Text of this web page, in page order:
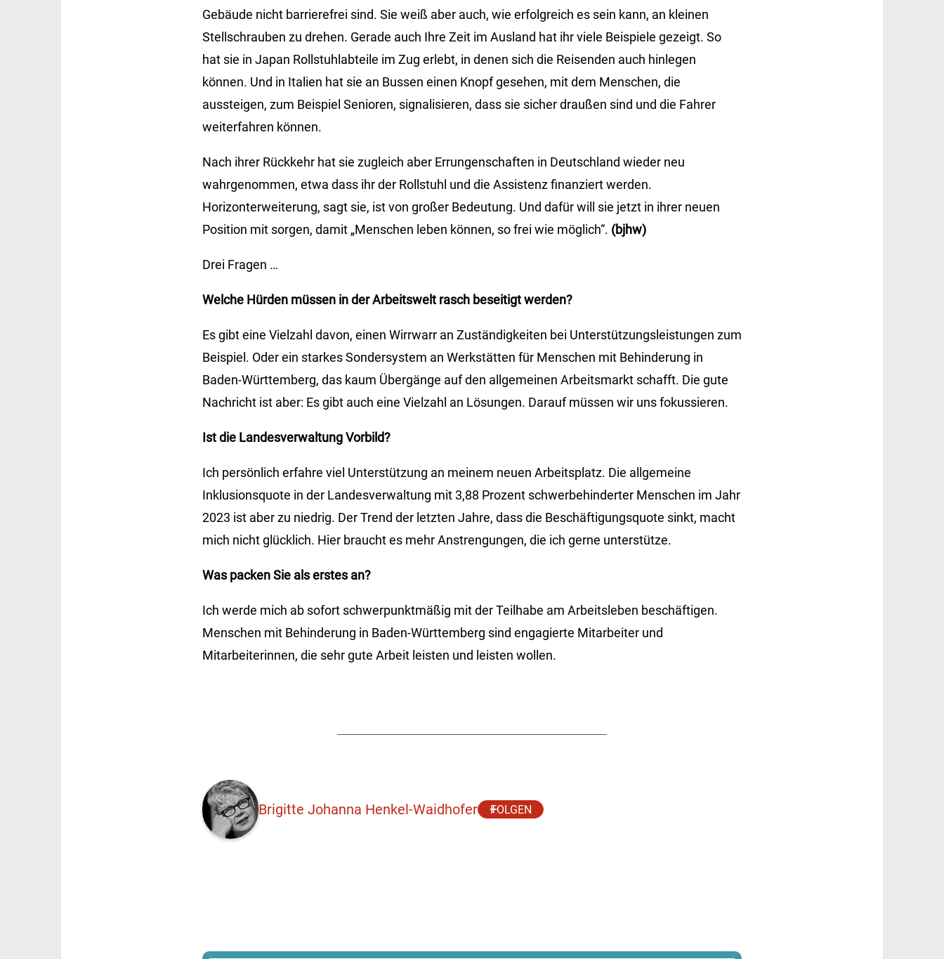
Gebäude nicht barrierefrei sind. Sie weiß aber auch, wie erfolgreich es sein kann, an kleinen
Stellschrauben zu drehen. Gerade auch Ihre Zeit im Ausland hat ihr viele Beispiele gezeigt. So
hat sie in Japan Rollstuhlabteile im Zug erlebt, in denen sich die Reisenden auch hinlegen
können. Und in Italien hat sie an Bussen einen Knopf gesehen, mit dem Menschen, die
aussteigen, zum Beispiel Senioren, signalisieren, dass sie sicher draußen sind und die Fahrer
weiterfahren können.
Nach ihrer Rückkehr hat sie zugleich aber Errungenschaften in Deutschland wieder neu
wahrgenommen, etwa dass ihr der Rollstuhl und die Assistenz finanziert werden.
Horizonterweiterung, sagt sie, ist von großer Bedeutung. Und dafür will sie jetzt in ihrer neuen
Position mit sorgen, damit „Menschen leben können, so frei wie möglich“. (bjhw)
Drei Fragen …
Welche Hürden müssen in der Arbeitswelt rasch beseitigt werden?
Es gibt eine Vielzahl davon, einen Wirrwarr an Zuständigkeiten bei Unterstützungsleistungen zum
Beispiel. Oder ein starkes Sondersystem an Werkstätten für Menschen mit Behinderung in
Baden-Württemberg, das kaum Übergänge auf den allgemeinen Arbeitsmarkt schafft. Die gute
Nachricht ist aber: Es gibt auch eine Vielzahl an Lösungen. Darauf müssen wir uns fokussieren.
Ist die Landesverwaltung Vorbild?
Ich persönlich erfahre viel Unterstützung an meinem neuen Arbeitsplatz. Die allgemeine
Inklusionsquote in der Landesverwaltung mit 3,88 Prozent schwerbehinderter Menschen im Jahr
2023 ist aber zu niedrig. Der Trend der letzten Jahre, dass die Beschäftigungsquote sinkt, macht
mich nicht glücklich. Hier braucht es mehr Anstrengungen, die ich gerne unterstütze.
Was packen Sie als erstes an?
Ich werde mich ab sofort schwerpunktmäßig mit der Teilhabe am Arbeitsleben beschäftigen.
Menschen mit Behinderung in Baden-Württemberg sind engagierte Mitarbeiter und
Mitarbeiterinnen, die sehr gute Arbeit leisten und leisten wollen.
Brigitte Johanna Henkel-Waidhofer FOLGEN